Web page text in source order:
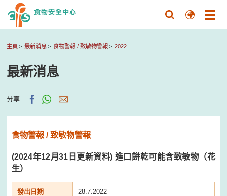
主頁 最新消息 食物警報 / 致敏物警報 2022
最新消息
分享:
食物警報 / 致敏物警報
(2024年12月31日更新資料) 進口餅乾可能含致敏物（花
生）
發出日期 28.7.2022